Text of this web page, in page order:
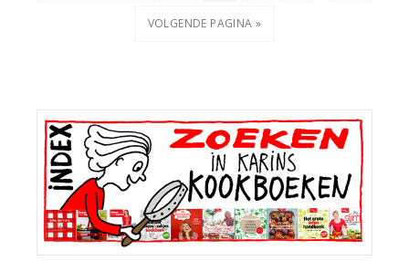
GA
VOLGENDE PAGINA »
Primaire
Sidebar